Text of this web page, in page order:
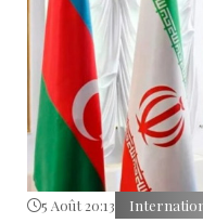
5 Août 20:13